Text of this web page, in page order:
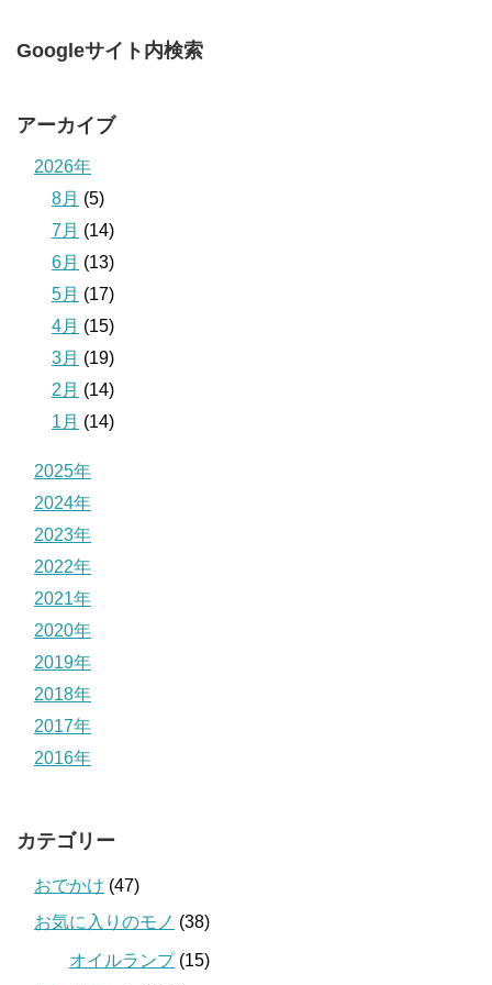
Googleサイト内検索
アーカイブ
2026年
8月 (5)
7月 (14)
6月 (13)
5月 (17)
4月 (15)
3月 (19)
2月 (14)
1月 (14)
2025年
2024年
2023年
2022年
2021年
2020年
2019年
2018年
2017年
2016年
カテゴリー
おでかけ (47)
お気に入りのモノ (38)
オイルランプ(15)